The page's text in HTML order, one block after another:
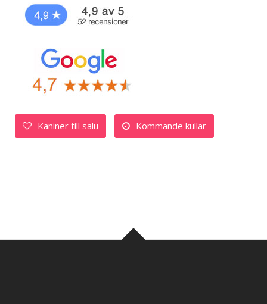
Kaniner till salu Kommande kullar